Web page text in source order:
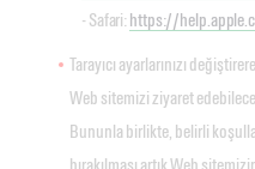
- Safari: https://
Tarayıcı ayarlarınızı
Web sitemizi ziyaret
Bununla birlikte, belirli
bırakılması artık Web